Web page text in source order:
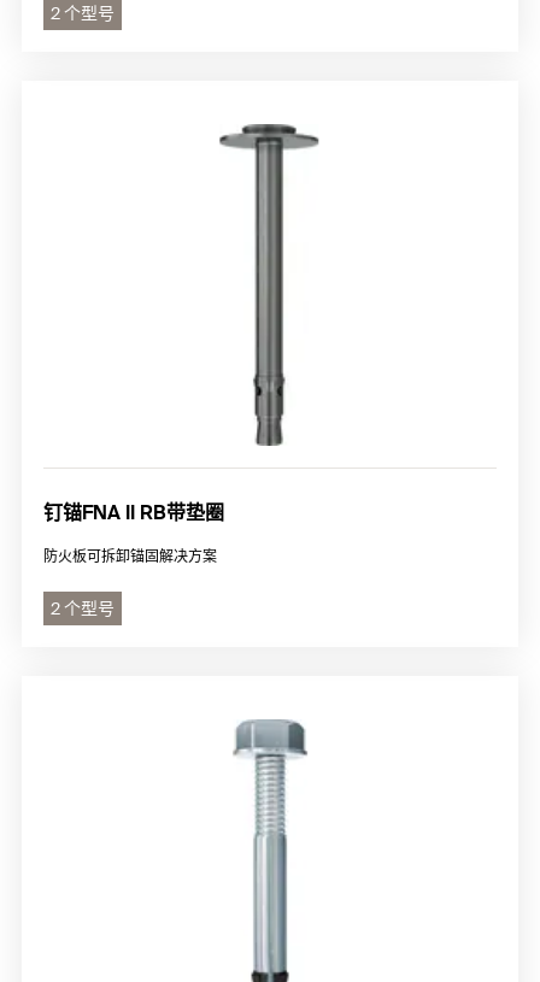
2 个型号
钉锚FNA II RB带垫圈
防火板可拆卸锚固解决方案
2 个型号